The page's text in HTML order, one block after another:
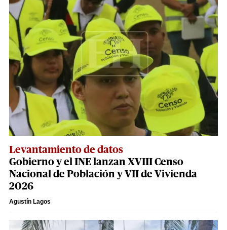
Levantamiento de datos
Gobierno y el INE lanzan XVIII Censo
Nacional de Población y VII de Vivienda
2026
Agustín Lagos